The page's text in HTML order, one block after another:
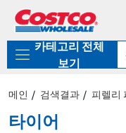
로
기
가
카테고리 전체
보기
메인 검색결과 피렐리
타이어